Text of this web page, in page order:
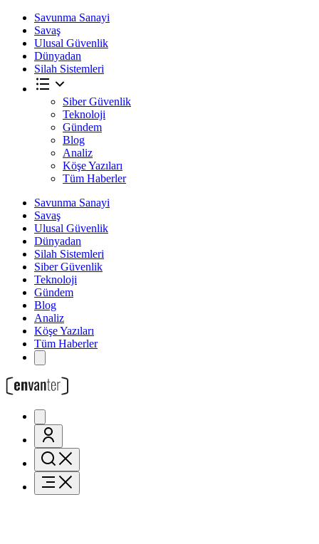
Savunma Sanayi
Savaş
Ulusal Güvenlik
Dünyadan
Silah Sistemleri
Siber Güvenlik
Teknoloji
Gündem
Blog
Analiz
Köşe Yazıları
Tüm Haberler
Savunma Sanayi
Savaş
Ulusal Güvenlik
Dünyadan
Silah Sistemleri
Siber Güvenlik
Teknoloji
Gündem
Blog
Analiz
Köşe Yazıları
Tüm Haberler